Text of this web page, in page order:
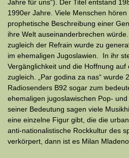
Jahre für uns“). Der Titel entstand
1990er Jahre. Viele Menschen
prophetische Beschreibung einer
ihre Welt auseinanderbrechen
zugleich der Refrain wurde zu
im ehemaligen Jugoslawien. In ihr
Vergänglichkeit und die Hoffnung
zugleich. „Par godina za nas“ wurde
Radiosenders B92 sogar zum
ehemaligen jugoslawischen Pop-
seiner Bedeutung sagen viele
eine einzelne Figur gibt, die die
anti-nationalistische Rockkultur des
verkörpert, dann ist es Milan